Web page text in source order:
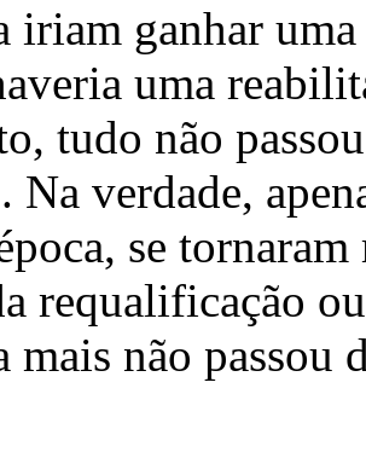
iriam ganhar
uma
tudo não
Na verdade,
se
requalificação
mais não passou